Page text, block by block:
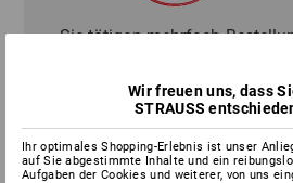
Sie tätigen mehrfach
Markt üblichen Formate zu
Das sind zum Beispiel:
Wir freuen uns, dass
STRAUSS
Ihr optimales Shopping-Erlebnis ist unser
auf Sie abgestimmte Inhalte und ein
Aufgaben der Cookies und weiterer, von uns